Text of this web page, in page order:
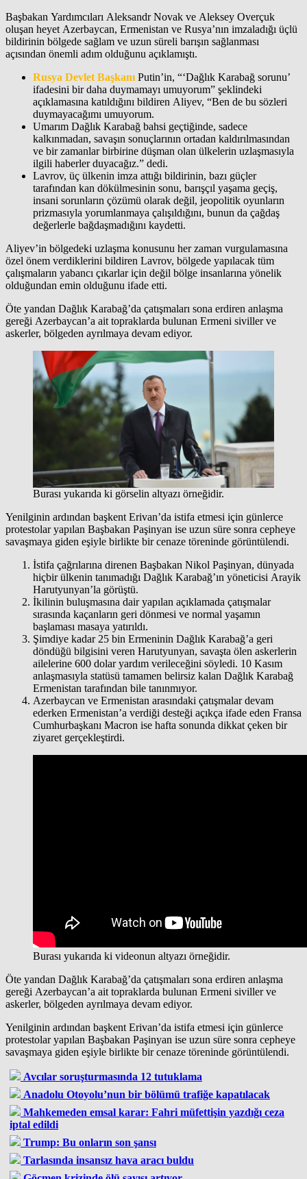
Başbakan Yardımcıları Aleksandr Novak ve Aleksey Overçuk
oluşan heyet Azerbaycan, Ermenistan ve Rusya’nın imzaladığı üçlü
bildirinin bölgede sağlam ve uzun süreli barışın sağlanması
açısından önemli adım olduğunu açıklamıştı.
Rusya Devlet Başkanı Putin’in, “‘Dağlık Karabağ sorunu’
ifadesini bir daha duymamayı umuyorum” şeklindeki
açıklamasına katıldığını bildiren Aliyev, “Ben de bu sözleri
duymayacağımı umuyorum.
Umarım Dağlık Karabağ bahsi geçtiğinde, sadece
kalkınmadan, savaşın sonuçlarının ortadan kaldırılmasından
ve bir zamanlar birbirine düşman olan ülkelerin uzlaşmasıyla
ilgili haberler duyacağız.” dedi.
Lavrov, üç ülkenin imza attığı bildirinin, bazı güçler
tarafından kan dökülmesinin sonu, barışçıl yaşama geçiş,
insani sorunların çözümü olarak değil, jeopolitik oyunların
prizmasıyla yorumlanmaya çalışıldığını, bunun da çağdaş
değerlerle bağdaşmadığını kaydetti.
Aliyev’in bölgedeki uzlaşma konusunu her zaman vurgulamasına
özel önem verdiklerini bildiren Lavrov, bölgede yapılacak tüm
çalışmaların yabancı çıkarlar için değil bölge insanlarına yönelik
olduğundan emin olduğunu ifade etti.
Öte yandan Dağlık Karabağ’da çatışmaları sona erdiren anlaşma
gereği Azerbaycan’a ait topraklarda bulunan Ermeni siviller ve
askerler, bölgeden ayrılmaya devam ediyor.
Burası yukarıda ki görselin altyazı örneğidir.
Yenilginin ardından başkent Erivan’da istifa etmesi için günlerce
protestolar yapılan Başbakan Paşinyan ise uzun süre sonra cepheye
savaşmaya giden eşiyle birlikte bir cenaze töreninde görüntülendi.
İstifa çağrılarına direnen Başbakan Nikol Paşinyan, dünyada
hiçbir ülkenin tanımadığı Dağlık Karabağ’ın yöneticisi Arayik
Harutyunyan’la görüştü.
İkilinin buluşmasına dair yapılan açıklamada çatışmalar
sırasında kaçanların geri dönmesi ve normal yaşamın
başlaması masaya yatırıldı.
Şimdiye kadar 25 bin Ermeninin Dağlık Karabağ’a geri
döndüğü bilgisini veren Harutyunyan, savaşta ölen askerlerin
ailelerine 600 dolar yardım verileceğini söyledi. 10 Kasım
anlaşmasıyla statüsü tamamen belirsiz kalan Dağlık Karabağ
Ermenistan tarafından bile tanınmıyor.
Azerbaycan ve Ermenistan arasındaki çatışmalar devam
ederken Ermenistan’a verdiği desteği açıkça ifade eden Fransa
Cumhurbaşkanı Macron ise hafta sonunda dikkat çeken bir
ziyaret gerçekleştirdi.
Burası yukarıda ki videonun altyazı örneğidir.
Öte yandan Dağlık Karabağ’da çatışmaları sona erdiren anlaşma
gereği Azerbaycan’a ait topraklarda bulunan Ermeni siviller ve
askerler, bölgeden ayrılmaya devam ediyor.
Yenilginin ardından başkent Erivan’da istifa etmesi için günlerce
protestolar yapılan Başbakan Paşinyan ise uzun süre sonra cepheye
savaşmaya giden eşiyle birlikte bir cenaze töreninde görüntülendi.
Avcılar soruşturmasında 12 tutuklama
Anadolu Otoyolu’nun bir bölümü trafiğe kapatılacak
Mahkemeden emsal karar: Fahri müfettişin yazdığı ceza
iptal edildi
Trump: Bu onların son şansı
Tarlasında insansız hava aracı buldu